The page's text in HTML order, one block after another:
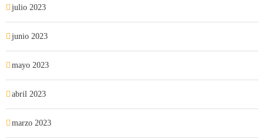
julio 2023
junio 2023
mayo 2023
abril 2023
marzo 2023